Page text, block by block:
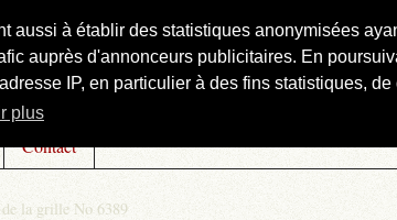
aussi à établir des statistiques anonymisées
auprès d'annonceurs publicitaires. En
IP, en particulier à des fins statistiques, de
plus
Contact
la grille No 6389